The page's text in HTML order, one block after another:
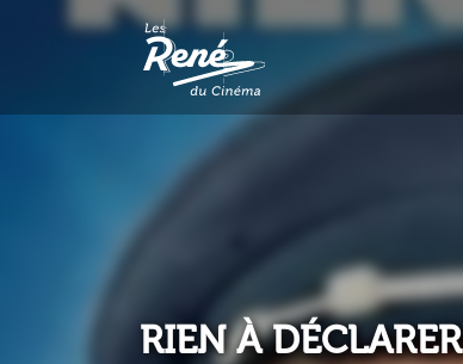
RIEN À DÉCLARER